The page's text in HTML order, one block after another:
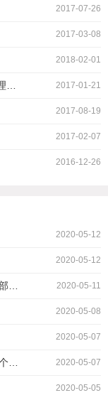
2017-07-26
2017-03-08
2018-02-01
2017-01-21
2017-08-19
2017-02-07
2016-12-26
2020-05-12
2020-05-12
2020-05-11
2020-05-08
2020-05-07
2020-05-07
2020-05-05